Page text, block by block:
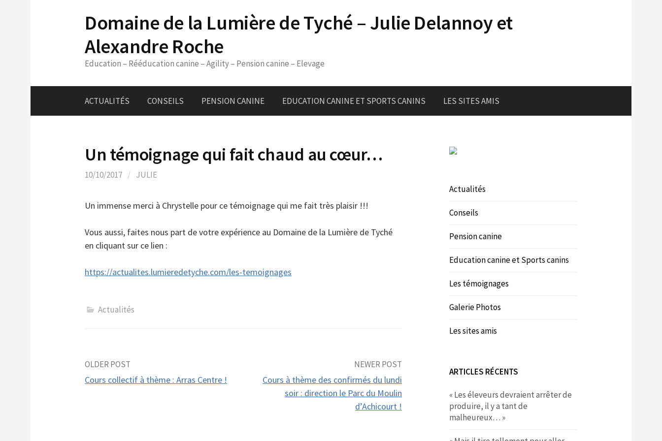
Domaine de la Lumière de Tyché – Julie Delannoy et
Alexandre Roche
Education – Rééducation canine – Agility – Pension canine – Elevage
ACTUALITÉS CONSEILS PENSION CANINE EDUCATION CANINE ET SPORTS CANINS LES SITES AMIS
Un témoignage qui fait chaud au cœur…
10/10/2017 / JULIE
Un immense merci à Chrystelle pour ce témoignage qui me fait très plaisir !!!
Vous aussi, faites nous part de votre expérience au Domaine de la Lumière de Tyché
en cliquant sur ce lien :
https://actualites.lumieredetyche.com/les-temoignages
Actualités
Post
OLDER POST
Cours collectif à thème : Arras Centre !
NEWER POST
Cours à thème des confirmés du lundi
soir : direction le Parc du Moulin
d’Achicourt !
Actualités
Conseils
Pension canine
Education canine et Sports canins
Les témoignages
Galerie Photos
Les sites amis
ARTICLES RÉCENTS
« Les éleveurs devraient arrêter de
produire, il y a tant de
malheureux… »